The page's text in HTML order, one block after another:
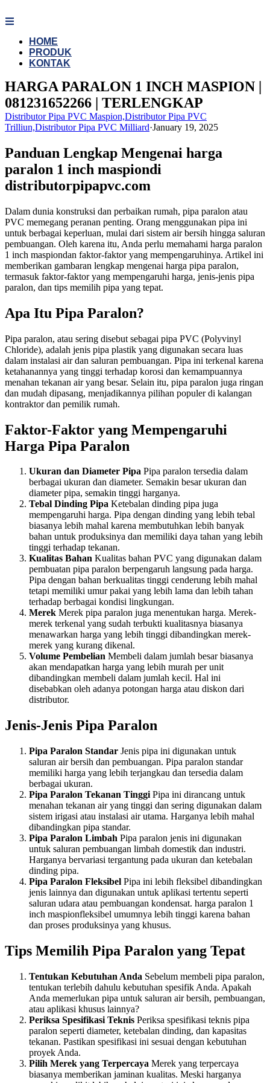
to
HOME
PRODUK
KONTAK
HARGA PARALON 1 INCH MASPION |
081231652266 | TERLENGKAP
Distributor Pipa PVC Maspion,Distributor Pipa PVC
Trilliun,Distributor Pipa PVC Milliard·January 19, 2025
Panduan Lengkap Mengenai harga
paralon 1 inch maspiondi
distributorpipapvc.com
Dalam dunia konstruksi dan perbaikan rumah, pipa paralon atau
PVC memegang peranan penting. Orang menggunakan pipa ini
untuk berbagai keperluan, mulai dari sistem air bersih hingga saluran
pembuangan. Oleh karena itu, Anda perlu memahami harga paralon
1 inch maspiondan faktor-faktor yang mempengaruhinya. Artikel ini
memberikan gambaran lengkap mengenai harga pipa paralon,
termasuk faktor-faktor yang mempengaruhi harga, jenis-jenis pipa
paralon, dan tips memilih pipa yang tepat.
Apa Itu Pipa Paralon?
Pipa paralon, atau sering disebut sebagai pipa PVC (Polyvinyl
Chloride), adalah jenis pipa plastik yang digunakan secara luas
dalam instalasi air dan saluran pembuangan. Pipa ini terkenal karena
ketahanannya yang tinggi terhadap korosi dan kemampuannya
menahan tekanan air yang besar. Selain itu, pipa paralon juga ringan
dan mudah dipasang, menjadikannya pilihan populer di kalangan
kontraktor dan pemilik rumah.
Faktor-Faktor yang Mempengaruhi
Harga Pipa Paralon
Ukuran dan Diameter Pipa Pipa paralon tersedia dalam
berbagai ukuran dan diameter. Semakin besar ukuran dan
diameter pipa, semakin tinggi harganya.
Tebal Dinding Pipa Ketebalan dinding pipa juga
mempengaruhi harga. Pipa dengan dinding yang lebih tebal
biasanya lebih mahal karena membutuhkan lebih banyak
bahan untuk produksinya dan memiliki daya tahan yang lebih
tinggi terhadap tekanan.
Kualitas Bahan Kualitas bahan PVC yang digunakan dalam
pembuatan pipa paralon berpengaruh langsung pada harga.
Pipa dengan bahan berkualitas tinggi cenderung lebih mahal
tetapi memiliki umur pakai yang lebih lama dan lebih tahan
terhadap berbagai kondisi lingkungan.
Merek Merek pipa paralon juga menentukan harga. Merek-
merek terkenal yang sudah terbukti kualitasnya biasanya
menawarkan harga yang lebih tinggi dibandingkan merek-
merek yang kurang dikenal.
Volume Pembelian Membeli dalam jumlah besar biasanya
akan mendapatkan harga yang lebih murah per unit
dibandingkan membeli dalam jumlah kecil. Hal ini
disebabkan oleh adanya potongan harga atau diskon dari
distributor.
Jenis-Jenis Pipa Paralon
Pipa Paralon Standar Jenis pipa ini digunakan untuk
saluran air bersih dan pembuangan. Pipa paralon standar
memiliki harga yang lebih terjangkau dan tersedia dalam
berbagai ukuran.
Pipa Paralon Tekanan Tinggi Pipa ini dirancang untuk
menahan tekanan air yang tinggi dan sering digunakan dalam
sistem irigasi atau instalasi air utama. Harganya lebih mahal
dibandingkan pipa standar.
Pipa Paralon Limbah Pipa paralon jenis ini digunakan
untuk saluran pembuangan limbah domestik dan industri.
Harganya bervariasi tergantung pada ukuran dan ketebalan
dinding pipa.
Pipa Paralon Fleksibel Pipa ini lebih fleksibel dibandingkan
jenis lainnya dan digunakan untuk aplikasi tertentu seperti
saluran udara atau pembuangan kondensat. harga paralon 1
inch maspionfleksibel umumnya lebih tinggi karena bahan
dan proses produksinya yang khusus.
Tips Memilih Pipa Paralon yang Tepat
Tentukan Kebutuhan Anda Sebelum membeli pipa paralon,
tentukan terlebih dahulu kebutuhan spesifik Anda. Apakah
Anda memerlukan pipa untuk saluran air bersih, pembuangan,
atau aplikasi khusus lainnya?
Periksa Spesifikasi Teknis Periksa spesifikasi teknis pipa
paralon seperti diameter, ketebalan dinding, dan kapasitas
tekanan. Pastikan spesifikasi ini sesuai dengan kebutuhan
proyek Anda.
Pilih Merek yang Terpercaya Merek yang terpercaya
biasanya memberikan jaminan kualitas. Meski harganya